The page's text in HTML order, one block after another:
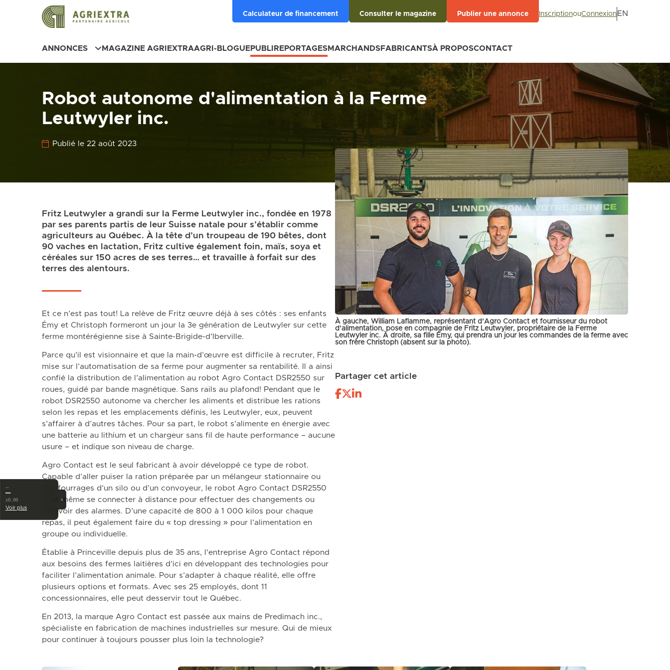
Calculateur de financement Consulter le magazine Publier une annonce InscriptionouConnexion EN
ANNONCES MAGAZINE AGRIEXTRAAGRI-BLOGUEPUBLIREPORTAGESMARCHANDSFABRICANTSÀ PROPOSCONTACT
Robot autonome d'alimentation à la Ferme
Leutwyler inc.
Publié le 22 août 2023
Fritz Leutwyler a grandi sur la Ferme Leutwyler inc., fondée en 1978
par ses parents partis de leur Suisse natale pour s’établir comme
agriculteurs au Québec. À la tête d’un troupeau de 190 bêtes, dont
90 vaches en lactation, Fritz cultive également foin, maïs, soya et
céréales sur 150 acres de ses terres… et travaille à forfait sur des
terres des alentours.
Et ce n’est pas tout! La relève de Fritz œuvre déjà à ses côtés : ses enfants
Émy et Christoph formeront un jour la 3e génération de Leutwyler sur cette
ferme montérégienne sise à Sainte-Brigide-d’Iberville.
Parce qu’il est visionnaire et que la main-d’œuvre est difficile à recruter, Fritz
mise sur l’automatisation de sa ferme pour augmenter sa rentabilité. Il a ainsi
confié la distribution de l’alimentation au robot Agro Contact DSR2550 sur
roues, guidé par bande magnétique. Sans rails au plafond! Pendant que le
robot DSR2550 autonome va chercher les aliments et distribue les rations
selon les repas et les emplacements définis, les Leutwyler, eux, peuvent
s’affairer à d’autres tâches. Pour sa part, le robot s’alimente en énergie avec
une batterie au lithium et un chargeur sans fil de haute performance – aucune
usure – et indique son niveau de charge.
Agro Contact est le seul fabricant à avoir développé ce type de robot.
Capable d’aller puiser la ration préparée par un mélangeur stationnaire ou
des fourrages d’un silo ou d’un convoyeur, le robot Agro Contact DSR2550
peut même se connecter à distance pour effectuer des changements ou
recevoir des alarmes. D’une capacité de 800 à 1 000 kilos pour chaque
repas, il peut également faire du « top dressing » pour l’alimentation en
groupe ou individuelle.
Établie à Princeville depuis plus de 35 ans, l’entreprise Agro Contact répond
aux besoins des fermes laitières d’ici en développant des technologies pour
faciliter l’alimentation animale. Pour s’adapter à chaque réalité, elle offre
plusieurs options et formats. Avec ses 25 employés, dont 11
concessionnaires, elle peut desservir tout le Québec.
En 2013, la marque Agro Contact est passée aux mains de Predimach inc.,
spécialiste en fabrication de machines industrielles sur mesure. Qui de mieux
pour continuer à toujours pousser plus loin la technologie?
À gauche, William Laflamme, représentant d’Agro Contact et fournisseur du robot
d’alimentation, pose en compagnie de Fritz Leutwyler, propriétaire de la Ferme
Leutwyler inc. À droite, sa fille Émy, qui prendra un jour les commandes de la ferme avec
son frère Christoph (absent sur la photo).
Partager cet article
‹
…
—
±0.00
Voir plus